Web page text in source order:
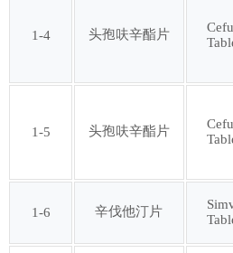
第二
第
1-4 头孢呋辛酯片
1-5 头孢呋辛酯片
1-6 辛伐他汀片